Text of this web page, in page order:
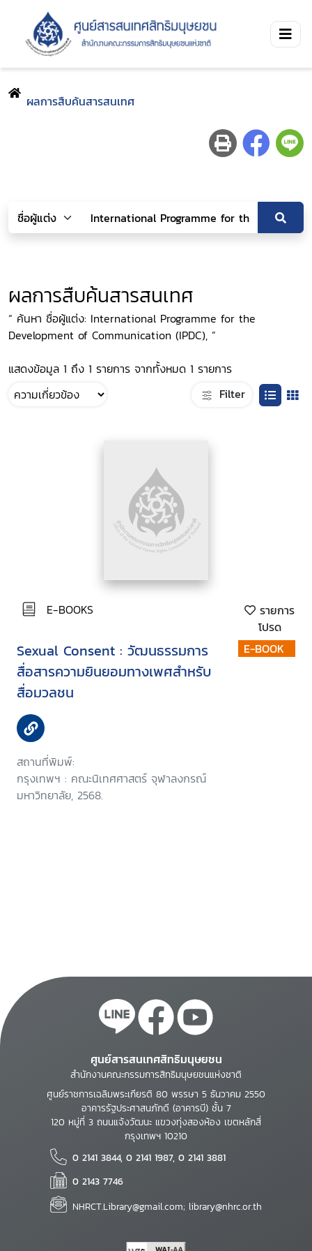
ผลการสืบค้นสารสนเทศ
ผลการสืบค้นสารสนเทศ
“ ค้นหา ชื่อผู้แต่ง: International Programme for the
Development of Communication (IPDC), ”
แสดงข้อมูล 1 ถึง 1 รายการ จากทั้งหมด 1 รายการ
Filter
E-BOOKS
รายการ
โปรด
Sexual Consent : วัฒนธรรมการ
สื่อสารความยินยอมทางเพศสำหรับ
สื่อมวลชน
สถานที่พิมพ์:
กรุงเทพฯ : คณะนิเทศศาสตร์ จุฬาลงกรณ์
มหาวิทยาลัย, 2568.
E-BOOK
ศูนย์สารสนเทศสิทธิมนุษยชน
สำนักงานคณะกรรมการสิทธิมนุษยชนแห่งชาติ
ศูนย์ราชการเฉลิมพระเกียรติ 80 พรรษา 5 ธันวาคม 2550
อาคารรัฐประศาสนภักดี (อาคารบี) ชั้น 7
120 หมู่ที่ 3 ถนนแจ้งวัฒนะ แขวงทุ่งสองห้อง เขตหลักสี่
กรุงเทพฯ 10210
0 2141 3844, 0 2141 1987, 0 2141 3881
0 2143 7746
NHRCT.Library@gmail.com; library@nhrc.or.th